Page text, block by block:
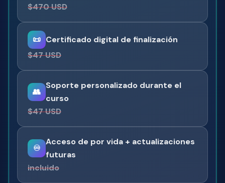
$470 USD
📜 Certificado digital de finalización
$47 USD
👥
Soporte personalizado durante el
curso
$47 USD
♾️
Acceso de por vida + actualizaciones
futuras
incluido